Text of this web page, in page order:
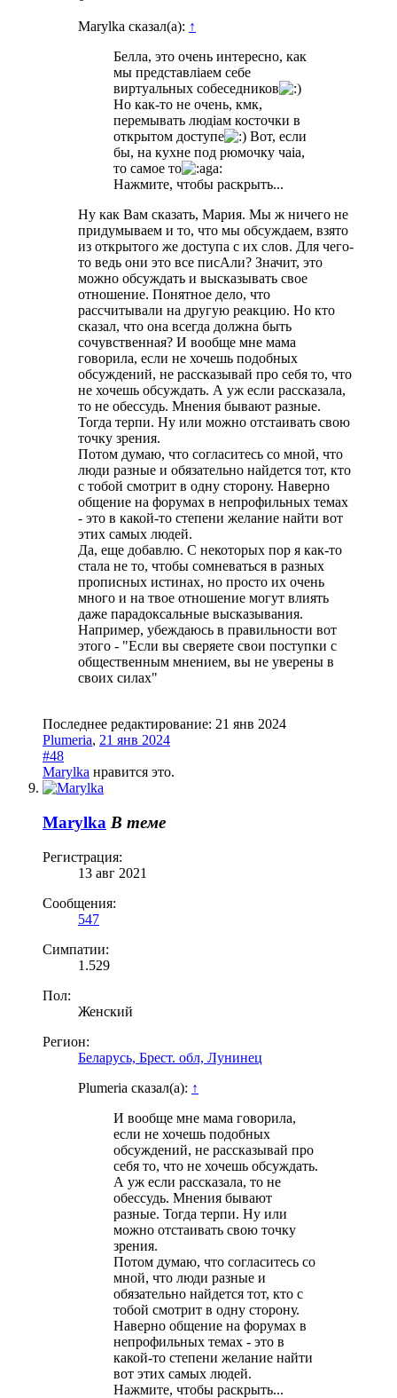
Marylka сказал(а): ↑
Белла, это очень интересно, как
мы представлiaем себе
виртуальных собеседников
Но как-то не очень, кмк,
перемывать людiaм косточки в
открытом доступе
Вот, если
бы, на кухне под рюмочку чаia,
то самое то
Нажмите, чтобы раскрыть...
Ну как Вам сказать, Мария. Мы ж ничего не
придумываем и то, что мы обсуждаем, взято
из открытого же доступа с их слов. Для чего-
то ведь они это все писАли? Значит, это
можно обсуждать и высказывать свое
отношение. Понятное дело, что
рассчитывали на другую реакцию. Но кто
сказал, что она всегда должна быть
сочувственная? И вообще мне мама
говорила, если не хочешь подобных
обсуждений, не рассказывай про себя то, что
не хочешь обсуждать. А уж если рассказала,
то не обессудь. Мнения бывают разные.
Тогда терпи. Ну или можно отстаивать свою
точку зрения.
Потом думаю, что согласитесь со мной, что
люди разные и обязательно найдется тот, кто
с тобой смотрит в одну сторону. Наверно
общение на форумах в непрофильных темах
- это в какой-то степени желание найти вот
этих самых людей.
Да, еще добавлю. С некоторых пор я как-то
стала не то, чтобы сомневаться в разных
прописных истинах, но просто их очень
много и на твое отношение могут влиять
даже парадоксальные высказывания.
Например, убеждаюсь в правильности вот
этого - "Если вы сверяете свои поступки с
общественным мнением, вы не уверены в
своих силах"
Последнее редактирование: 21 янв 2024
Plumeria, 21 янв 2024
#48
Marylka нравится это.
Marylka В теме
Регистрация:
13 авг 2021
Сообщения:
547
Симпатии:
1.529
Пол:
Женский
Регион:
Беларусь, Брест. обл, Лунинец
Plumeria сказал(а): ↑
И вообще мне мама говорила,
если не хочешь подобных
обсуждений, не рассказывай про
себя то, что не хочешь обсуждать.
А уж если рассказала, то не
обессудь. Мнения бывают
разные. Тогда терпи. Ну или
можно отстаивать свою точку
зрения.
Потом думаю, что согласитесь со
мной, что люди разные и
обязательно найдется тот, кто с
тобой смотрит в одну сторону.
Наверно общение на форумах в
непрофильных темах - это в
какой-то степени желание найти
вот этих самых людей.
Нажмите, чтобы раскрыть...